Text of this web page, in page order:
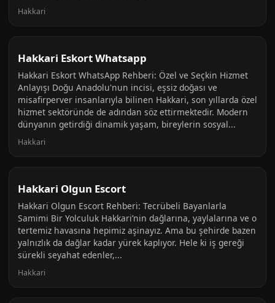
Hakkari
Hakkari Eskort Whatsapp
Hakkari Eskort WhatsApp Rehberi: Özel ve Seçkin Hizmet
Anlayışı Doğu Anadolu'nun incisi, eşsiz doğası ve
misafirperver insanlarıyla bilinen Hakkari, son yıllarda özel
hizmet sektöründe de adından söz ettirmektedir. Modern
dünyanın getirdiği dinamik yaşam, bireylerin sosyal...
Hakkari
Hakkari Olgun Escort
Hakkari Olgun Escort Rehberi: Tecrübeli Bayanlarla
Samimi Bir Yolculuk Hakkari’nin dağlarına, yaylalarına ve o
tertemiz havasına hepimiz aşinayız. Ama bu şehirde bazen
yalnızlık da dağlar kadar yürek kaplıyor. Hele ki iş gereği
sürekli seyahat edenler,...
Hakkari